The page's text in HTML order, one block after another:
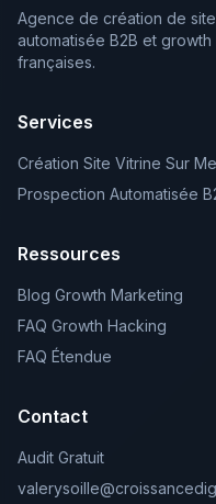
Agence de création de
automatisée B2B et
françaises.
Services
Création Site Vitrine Sur
Prospection Automatisée
Ressources
Blog Growth Marketing
FAQ Growth Hacking
FAQ Étendue
Contact
Audit Gratuit